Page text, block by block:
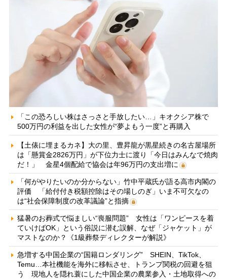
「この恐ろしい株はさっさと手放したい…」キオクシア株で
500万円の利益を出した女性が“夢よもう一度”と再購入
【土俵に埋まるカネ】大の里、豊昇龍が黒星続きの名古屋場所
は「懸賞金2826万円」が下位力士に渡り「今日はみんなで焼肉
だ！」 金星4個配給で協会は年96万円の支出増に
「何がやりたいのか分からない」竹中平蔵氏が語る高市内閣の
評価 「給付付き税額控除はその場しのぎ」いま不可欠なの
は“社会保障制度の改革議論”と指摘
猛暑のお葬式で悩ましい“喪服問題” 女性は「ワンピースを着
ていけばOK」という俗説に潜む誤解、なぜ「ジャケット」が
マストなのか？《1級葬祭ディレクターが解説》
急増する中国企業の“国籍ロンダリング” SHEIN、TikTok、
Temu…本社機能を海外に移転させ、トランプ関税の回避を狙
う 現地人を隠れ蓑にした中国企業の農業参入・土地取得への